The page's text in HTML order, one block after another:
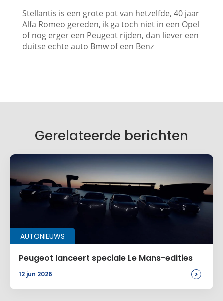
Stellantis is een grote pot van hetzelfde, 40 jaar
Alfa Romeo gereden, ik ga toch niet in een Opel
of nog erger een Peugeot rijden, dan liever een
duitse echte auto Bmw of een Benz
Je e-mailadres wordt niet gepubliceerd.
E-mail*
Gerelateerde berichten
AUTONIEUWS
Peugeot lanceert speciale Le Mans-edities
12 jun 2026 >